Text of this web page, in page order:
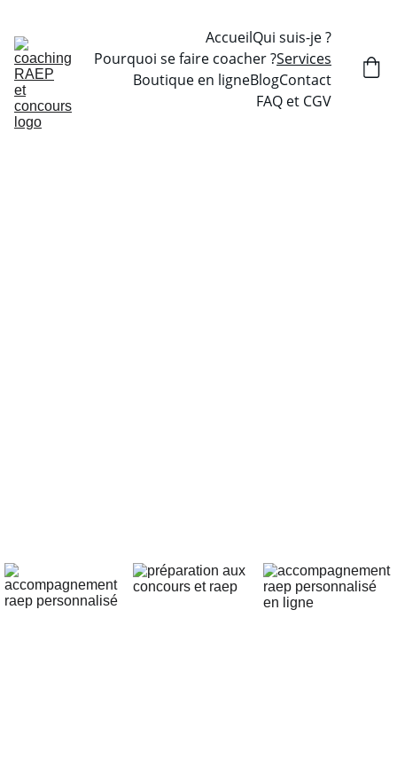
AccueilQui suis-je ?
Pourquoi se faire coacher ?Services
Boutique en ligneBlogContact
FAQ et CGV